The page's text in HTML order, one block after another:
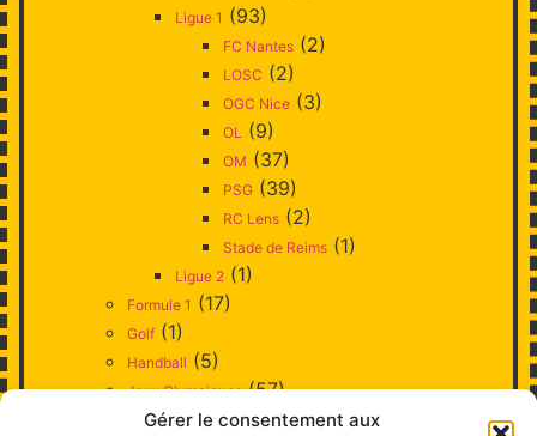
Gérer le consentement aux
Ligue 1 (93)
FC Nantes (2)
LOSC (2)
OGC Nice (3)
OL (9)
OM (37)
PSG (39)
RC Lens (2)
Stade de Reims (1)
Ligue 2 (1)
Formule 1 (17)
Golf (1)
Handball (5)
Jeux Olympiques(57)
Judo(3)